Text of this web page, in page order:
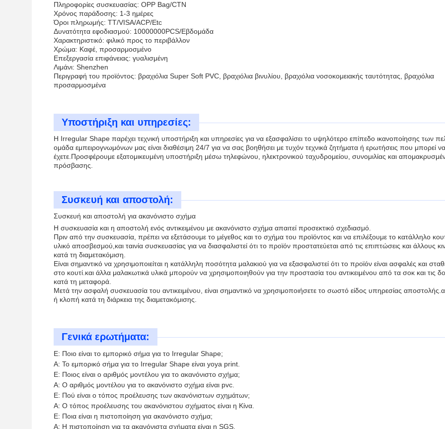
Πληροφορίες συσκευασίας: OPP Bag/CTN
Χρόνος παράδοσης: 1-3 ημέρες
Όροι πληρωμής: TT/VISA/ACP/Etc
Δυνατότητα εφοδιασμού: 10000000PCS/Εβδομάδα
Χαρακτηριστικό: φιλικό προς το περιβάλλον
Χρώμα: Καφέ, προσαρμοσμένο
Επεξεργασία επιφάνειας: γυαλισμένη
Λιμάνι: Shenzhen
Περιγραφή του προϊόντος: βραχιόλια Super Soft PVC, βραχιόλια βινυλίου, βραχιόλια νοσοκομειακής ταυτότητας, βραχιόλια
προσαρμοσμένα
Υποστήριξη και υπηρεσίες:
Η Irregular Shape παρέχει τεχνική υποστήριξη και υπηρεσίες για να εξασφαλίσει το υψηλότερο επίπεδο ικανοποίησης των
ομάδα εμπειρογνωμόνων μας είναι διαθέσιμη 24/7 για να σας βοηθήσει με τυχόν τεχνικά ζητήματα ή ερωτήσεις που μπορεί να
έχετε.Προσφέρουμε εξατομικευμένη υποστήριξη μέσω τηλεφώνου, ηλεκτρονικού ταχυδρομείου, συνομιλίας και
πρόσβασης.
Συσκευή και αποστολή:
Συσκευή και αποστολή για ακανόνιστο σχήμα
Η συσκευασία και η αποστολή ενός αντικειμένου με ακανόνιστο σχήμα απαιτεί προσεκτικό σχεδιασμό.
Πριν από την συσκευασία, πρέπει να εξετάσουμε το μέγεθος και το σχήμα του προϊόντος και να επιλέξουμε το κατάλληλο
υλικό αποσβεσμού,και ταινία συσκευασίας για να διασφαλιστεί ότι το προϊόν προστατεύεται από τις επιπτώσεις και άλλους
κατά τη διαμετακόμιση.
Είναι σημαντικό να χρησιμοποιείται η κατάλληλη ποσότητα μαλακιού για να εξασφαλιστεί ότι το προϊόν είναι ασφαλές και
στο κουτί.και άλλα μαλακωτικά υλικά μπορούν να χρησιμοποιηθούν για την προστασία του αντικειμένου από τα σοκ και τις
κατά τη μεταφορά.
Μετά την ασφαλή συσκευασία του αντικειμένου, είναι σημαντικό να χρησιμοποιήσετε το σωστό είδος υπηρεσίας
ή κλοπή κατά τη διάρκεια της διαμετακόμισης.
Γενικά ερωτήματα:
Ε: Ποιο είναι το εμπορικό σήμα για το Irregular Shape;
Α: Το εμπορικό σήμα για το Irregular Shape είναι yoya print.
Ε: Ποιος είναι ο αριθμός μοντέλου για το ακανόνιστο σχήμα;
Α: Ο αριθμός μοντέλου για το ακανόνιστο σχήμα είναι pvc.
Ε: Πού είναι ο τόπος προέλευσης των ακανόνιστων σχημάτων;
Α: Ο τόπος προέλευσης του ακανόνιστου σχήματος είναι η Κίνα.
Ε: Ποια είναι η πιστοποίηση για ακανόνιστο σχήμα;
Α: Η πιστοποίηση για τα ακανόνιστα σχήματα είναι η SGS.